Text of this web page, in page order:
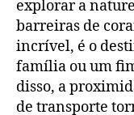
explorar a
barreiras de
incrível, é o
família ou um
disso, a
de transporte